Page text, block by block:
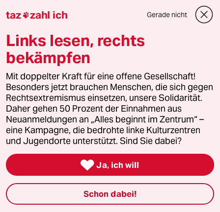
27.11.2018 20:16 Uhr
@97684 (Profil gelöscht):
Paradox mutet an, dass die SPD jetzt
die Demokratie verteidigen will
www.spd.de/aktuell...oennen/26/11/2
018/
und gleichzeitig von einem *direkt*
gewählten Abgeordneten die
Niederlegung des Mandats verlangt.
Die verstehen genauso viel von
9G 97684 (Profil gelöscht)
19:28 Uhr
taz zahl ich Gerade nicht
Links lesen, rechts
bekämpfen
Mit doppelter Kraft für eine offene Gesellschaft!
Besonders jetzt brauchen Menschen, die sich gegen
Rechtsextremismus einsetzen, unsere Solidarität.
Daher gehen 50 Prozent der Einnahmen aus
Neuanmeldungen an „Alles beginnt im Zentrum“ –
eine Kampagne, die bedrohte linke Kulturzentren
und Jugendorte unterstützt. Sind Sie dabei?
 Ja, ich will
Schon dabei!